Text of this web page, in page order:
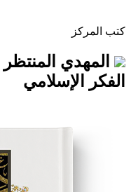
المنتظر (عجَّل